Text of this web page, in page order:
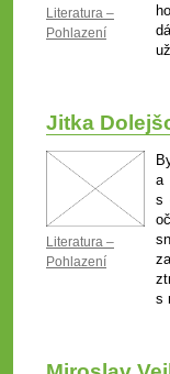
Literatura –
Pohlazení
Jitka
Literatura –
Pohlazení
a
s
s